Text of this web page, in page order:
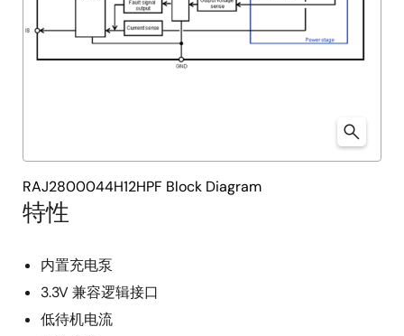
特性
内置充电泵
3.3V 兼容逻辑接口
低待机电流
RAJ2800044H12HPF Block Diagram